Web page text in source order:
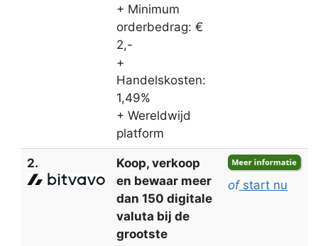
+ Minimum
orderbedrag: €
2,-
+
Handelskosten:
1,49%
+ Wereldwijd
platform
2.
Koop, verkoop
en bewaar meer
dan 150 digitale
valuta bij de
grootste
ofstart nu